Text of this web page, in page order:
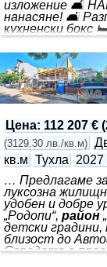
изложение 🛋️
нанасяне! 🛋️
кухненски бокс
тоалетна 🧺
за релакс В
автомобила.
Съдействие с
финансирането
изгодни
документация
утвърден
Цена: 112 207 € (
(3129.30 лв./кв.м)
кв.м Тухла 2027
… Предлагаме
луксозна
удобен и добре
„Родопи“, район „
детски градини,
близост до
Сградата е